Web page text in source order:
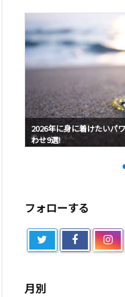
2026年に身に着けたいパ
わせ9選!
フォローする
月別